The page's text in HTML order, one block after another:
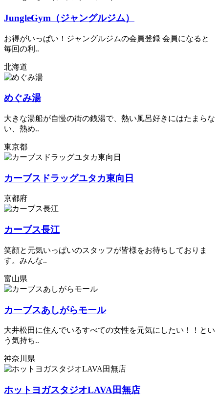
JungleGym（ジャングルジム）
お得がいっぱい！ジャングルジムの会員登録 会員になると
毎回の利..
北海道
めぐみ湯
大きな湯船が自慢の街の銭湯で、熱い風呂好きにはたまらな
い、熱め..
東京都
カーブスドラッグユタカ東向日
京都府
カーブス長江
笑顔と元気いっぱいのスタッフが皆様をお待ちしておりま
す。みんな..
富山県
カーブスあしがらモール
大井松田に住んでいるすべての女性を元気にしたい！！とい
う気持ち..
神奈川県
ホットヨガスタジオLAVA田無店